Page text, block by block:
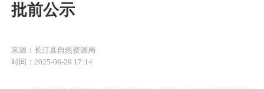
批前公示
来源：长汀县自然资源局
时间：2025-06-29 17:14